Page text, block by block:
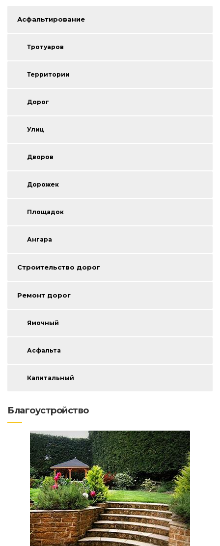
Асфальтирование
Тротуаров
Территории
Дорог
Улиц
Дворов
Дорожек
Площадок
Ангара
Строительство дорог
Ремонт дорог
Ямочный
Асфальта
Капитальный
Благоустройство